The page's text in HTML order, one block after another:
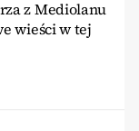
z Mediolanu
wieści w tej